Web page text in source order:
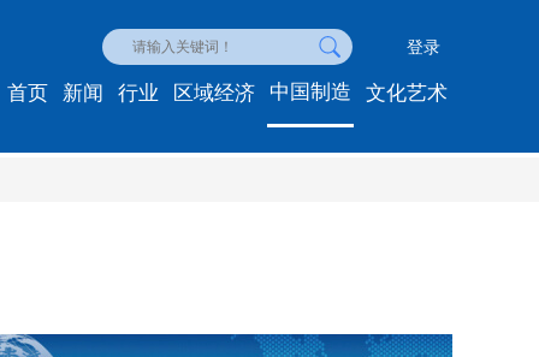
登录
首页 新闻 行业 区域经济 中国制造 文化艺术